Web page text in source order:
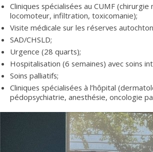
Cliniques spécialisées au CUMF
locomoteur, infiltration, toxicomanie);
Visite médicale sur les réserves
SAD/CHSLD;
Urgence (28 quarts);
Hospitalisation (6 semaines) avec soins
Soins palliatifs;
Cliniques spécialisées à l’hôpital
pédopsychiatrie, anesthésie, oncologie